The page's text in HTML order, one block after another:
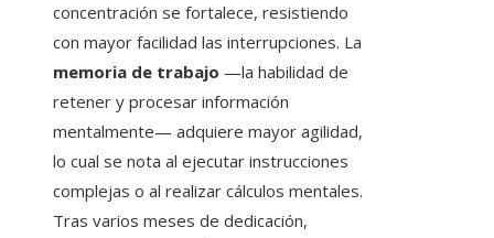
concentración se fortalece, resistiendo
con mayor facilidad las interrupciones. La
memoria de trabajo —la habilidad de
retener y procesar información
mentalmente— adquiere mayor agilidad,
lo cual se nota al ejecutar instrucciones
complejas o al realizar cálculos mentales.
Tras varios meses de dedicación,